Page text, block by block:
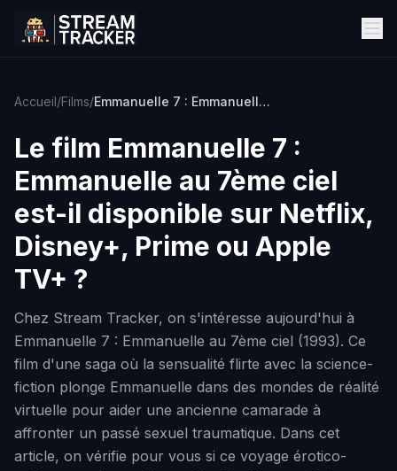
Accueil/Films/ Emmanuelle 7 : Emmanuelle au 7ème ciel
Le film Emmanuelle 7 :
Emmanuelle au 7ème ciel
est-il disponible sur Netflix,
Disney+, Prime ou Apple
TV+ ?
Chez Stream Tracker, on s'intéresse aujourd'hui à
Emmanuelle 7 : Emmanuelle au 7ème ciel (1993). Ce
film d'une saga où la sensualité flirte avec la science-
fiction plonge Emmanuelle dans des mondes de réalité
virtuelle pour aider une ancienne camarade à
affronter un passé sexuel traumatique. Dans cet
article, on vérifie pour vous si ce voyage érotico-